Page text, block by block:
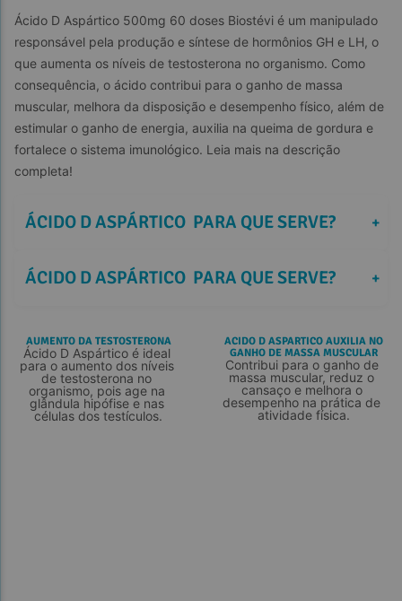
Ácido D Aspártico 500mg 60 doses Biostévi é um manipulado
responsável pela produção e síntese de hormônios GH e LH, o
que aumenta os níveis de testosterona no organismo. Como
consequência, o ácido contribui para o ganho de massa
muscular, melhora da disposição e desempenho físico, além de
estimular o ganho de energia, auxilia na queima de gordura e
fortalece o sistema imunológico. Leia mais na descrição
completa!
+
+
AUMENTO DA TESTOSTERONA
Ácido D Aspártico é ideal
para o aumento dos níveis
de testosterona no
organismo, pois age na
glândula hipófise e nas
células dos testículos.
ACIDO D ASPARTICO AUXILIA NO
GANHO DE MASSA MUSCULAR
Contribui para o ganho de
massa muscular, reduz o
cansaço e melhora o
desempenho na prática de
atividade física.